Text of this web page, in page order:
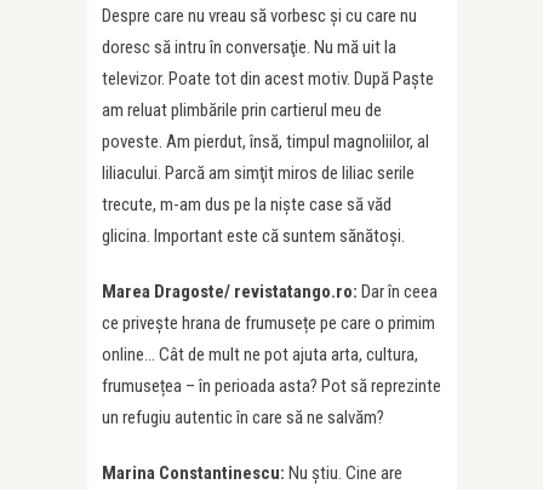
Despre care nu vreau să vorbesc şi cu care nu
doresc să intru în conversaţie. Nu mă uit la
televizor. Poate tot din acest motiv. După Paşte
am reluat plimbările prin cartierul meu de
poveste. Am pierdut, însă, timpul magnoliilor, al
liliacului. Parcă am simţit miros de liliac serile
trecute, m-am dus pe la nişte case să văd
glicina. Important este că suntem sănătoşi.
Marea Dragoste/ revistatango.ro: Dar în ceea
ce privește hrana de frumusețe pe care o primim
online… Cât de mult ne pot ajuta arta, cultura,
frumusețea – în perioada asta? Pot să reprezinte
un refugiu autentic în care să ne salvăm?
Marina Constantinescu: Nu ştiu. Cine are